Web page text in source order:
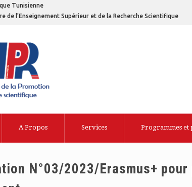
Tunisienne
de l'Enseignement Supérieur et de la Recherche Scientifique
A Propos Services Programmes et
N°03/2023/Erasmus+